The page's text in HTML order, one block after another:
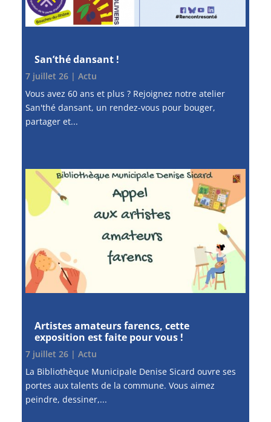
San’thé dansant !
7 juillet 26| Actu
Vous avez 60 ans et plus ? Rejoignez notre atelier
San'thé dansant, un rendez-vous pour bouger,
partager et...
Artistes amateurs farencs, cette
exposition est faite pour vous !
7 juillet 26| Actu
La Bibliothèque Municipale Denise Sicard ouvre ses
portes aux talents de la commune. Vous aimez
peindre, dessiner,...